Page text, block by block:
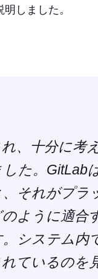
しました。
、十分に考
た。GitLab
それがプラ
ように適合
システム内
ているのを